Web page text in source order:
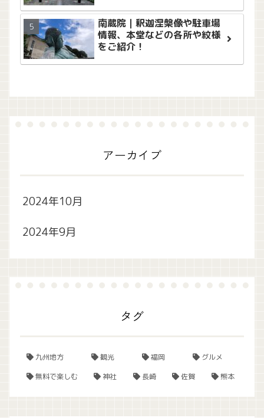
南蔵院｜釈迦涅槃像や駐車場
情報、本堂などの各所や紋様
をご紹介！
アーカイブ
2024年10月
2024年9月
タグ
九州地方 観光 福岡
グルメ
無料で楽しむ
神社 長崎 佐賀 熊本